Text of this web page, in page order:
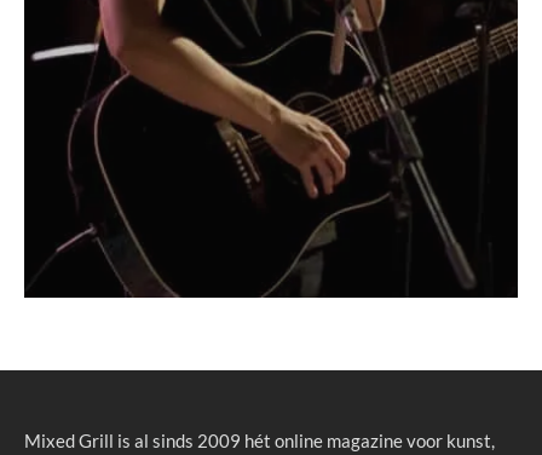
Mixed Grill is al sinds 2009 hét online magazine voor kunst,